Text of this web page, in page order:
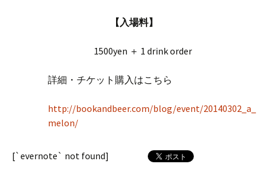
【入場料】
1500yen ＋ 1 drink order
詳細・チケット購入はこちら
http://bookandbeer.com/blog/event/20140302_a_
melon/
[`evernote` not found]